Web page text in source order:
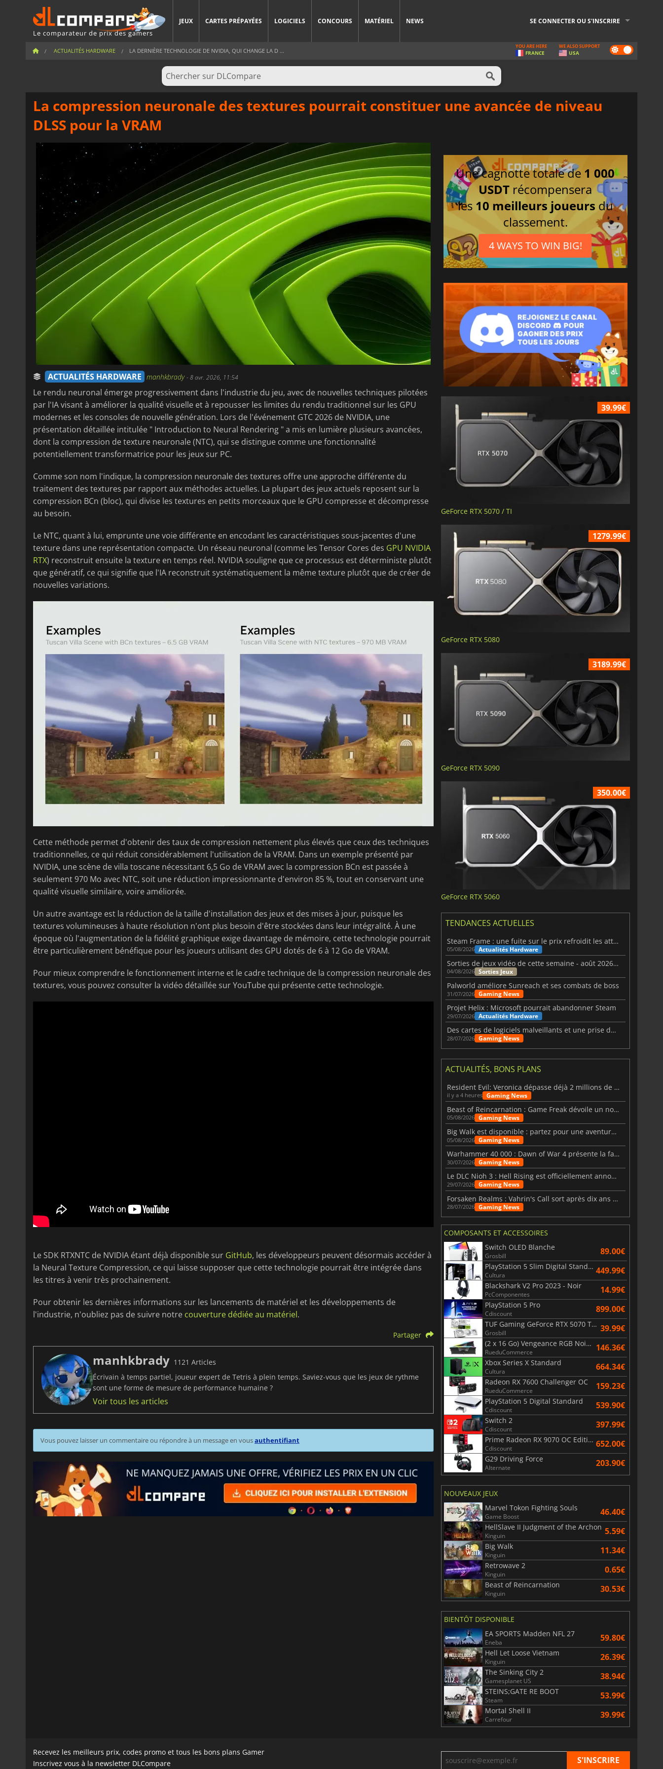
Le comparateur de prix des gamers
JEUX CARTES PRÉPAYÉES LOGICIELS CONCOURS MATÉRIEL NEWS SE CONNECTER OU S'INSCRIRE
ACTUALITÉS HARDWARE LA DERNIÈRE TECHNOLOGIE DE NVIDIA, QUI CHANGE LA D ... Dark
mode
YOU ARE HERE
FRANCE
WE ALSO SUPPORT
USA
La compression neuronale des textures pourrait constituer une avancée de niveau
DLSS pour la VRAM
ACTUALITÉS HARDWARE manhkbrady-8 avr. 2026, 11:54
Le rendu neuronal émerge progressivement dans l'industrie du jeu, avec de nouvelles techniques pilotées
par l'IA visant à améliorer la qualité visuelle et à repousser les limites du rendu traditionnel sur les GPU
modernes et les consoles de nouvelle génération. Lors de l'événement GTC 2026 de NVIDIA, une
présentation détaillée intitulée " Introduction to Neural Rendering " a mis en lumière plusieurs avancées,
dont la compression de texture neuronale (NTC), qui se distingue comme une fonctionnalité
potentiellement transformatrice pour les jeux sur PC.
Comme son nom l'indique, la compression neuronale des textures offre une approche différente du
traitement des textures par rapport aux méthodes actuelles. La plupart des jeux actuels reposent sur la
compression BCn (bloc), qui divise les textures en petits morceaux que le GPU compresse et décompresse
au besoin.
Le NTC, quant à lui, emprunte une voie différente en encodant les caractéristiques sous-jacentes d'une
texture dans une représentation compacte. Un réseau neuronal (comme les Tensor Cores des GPU NVIDIA
RTX) reconstruit ensuite la texture en temps réel. NVIDIA souligne que ce processus est déterministe plutôt
que génératif, ce qui signifie que l'IA reconstruit systématiquement la même texture plutôt que de créer de
nouvelles variations.
Cette méthode permet d'obtenir des taux de compression nettement plus élevés que ceux des techniques
traditionnelles, ce qui réduit considérablement l'utilisation de la VRAM. Dans un exemple présenté par
NVIDIA, une scène de villa toscane nécessitant 6,5 Go de VRAM avec la compression BCn est passée à
seulement 970 Mo avec NTC, soit une réduction impressionnante d'environ 85 %, tout en conservant une
qualité visuelle similaire, voire améliorée.
Un autre avantage est la réduction de la taille d'installation des jeux et des mises à jour, puisque les
textures volumineuses à haute résolution n'ont plus besoin d'être stockées dans leur intégralité. À une
époque où l'augmentation de la fidélité graphique exige davantage de mémoire, cette technologie pourrait
être particulièrement bénéfique pour les joueurs utilisant des GPU dotés de 6 à 12 Go de VRAM.
Pour mieux comprendre le fonctionnement interne et le cadre technique de la compression neuronale des
textures, vous pouvez consulter la vidéo détaillée sur YouTube qui présente cette technologie.
Le SDK RTXNTC de NVIDIA étant déjà disponible sur GitHub, les développeurs peuvent désormais accéder à
la Neural Texture Compression, ce qui laisse supposer que cette technologie pourrait être intégrée dans
les titres à venir très prochainement.
Pour obtenir les dernières informations sur les lancements de matériel et les développements de
l'industrie, n'oubliez pas de suivre notre couverture dédiée au matériel.
Partager
manhkbrady 1121 Articles
Écrivain à temps partiel, joueur expert de Tetris à plein temps. Saviez-vous que les jeux de rythme
sont une forme de mesure de performance humaine ?
Voir tous les articles
Vous pouvez laisser un commentaire ou répondre à un message en vousauthentifiant
Une cagnotte totale de 1 000
USDT récompensera
les 10 meilleurs joueurs du
classement.
4 WAYS TO WIN BIG!
39.99€
GeForce RTX 5070 / TI
1279.99€
GeForce RTX 5080
3189.99€
GeForce RTX 5090
350.00€
GeForce RTX 5060
TENDANCES ACTUELLES
Steam Frame : une fuite sur le prix refroidit les attentes VR
05/08/2026 Actualités Hardware
Sorties de jeux vidéo de cette semaine - août 2026 (semaine 32)
04/08/2026 Sorties Jeux
Palworld améliore Sunreach et ses combats de boss
31/07/2026 Gaming News
Projet Helix : Microsoft pourrait abandonner Steam
29/07/2026 Actualités Hardware
Des cartes de logiciels malveillants et une prise de contrôle de Discord ont touché Meccha Chameleon
28/07/2026 Gaming News
ACTUALITÉS, BONS PLANS
Resident Evil: Veronica dépasse déjà 2 millions de wishlists
il y a 4 heures Gaming News
Beast of Reincarnation : Game Freak dévoile un nouveau pari
05/08/2026 Gaming News
Big Walk est disponible : partez pour une aventure entre amis
05/08/2026 Gaming News
Warhammer 40 000 : Dawn of War 4 présente la faction des Nécrons
30/07/2026 Gaming News
Le DLC Nioh 3 : Hell Rising est officiellement annoncé
29/07/2026 Gaming News
Forsaken Realms : Vahrin's Call sort après dix ans de développement
28/07/2026 Gaming News
COMPOSANTS ET ACCESSOIRES
Switch OLED Blanche
Grosbill 89.00€
PlayStation 5 Slim Digital Standard
Cultura 449.99€
Blackshark V2 Pro 2023 - Noir
PcComponentes 14.99€
PlayStation 5 Pro
Cdiscount 899.00€
TUF Gaming GeForce RTX 5070 Ti OC White Edition 16GB
Grosbill 39.99€
(2 x 16 Go) Vengeance RGB Noir AMD Expo 6000 MHz - CAS 30
RueduCommerce 146.36€
Xbox Series X Standard
Cultura 664.34€
Radeon RX 7600 Challenger OC
RueduCommerce 159.23€
PlayStation 5 Digital Standard
Cdiscount 539.90€
Switch 2
Cdiscount 397.99€
Prime Radeon RX 9070 OC Edition 16GB
Cdiscount 652.00€
G29 Driving Force
Alternate 203.90€
NOUVEAUX JEUX
Marvel Tokon Fighting Souls
Game Boost 46.40€
HellSlave II Judgment of the Archon
Kinguin 5.59€
Big Walk
Kinguin 11.34€
Retrowave 2
Kinguin 0.65€
Beast of Reincarnation
Kinguin 30.53€
BIENTÔT DISPONIBLE
EA SPORTS Madden NFL 27
Eneba 59.80€
Hell Let Loose Vietnam
Kinguin 26.39€
The Sinking City 2
Gamesplanet US 38.94€
STEINS;GATE RE BOOT
Steam 53.99€
Mortal Shell II
Carrefour 39.99€
Recevez les meilleurs prix, codes promo et tous les bons plans Gamer
Inscrivez vous à la newsletter DLCompare